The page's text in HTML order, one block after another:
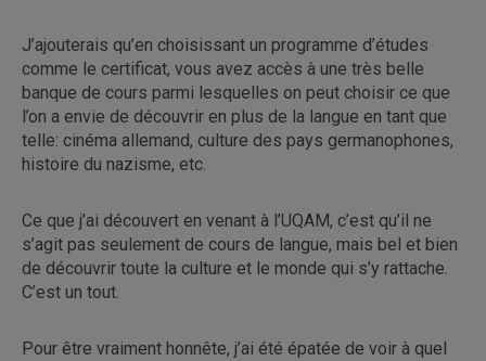
J’ajouterais qu’en choisissant un programme d’études
comme le certificat, vous avez accès à une très belle
banque de cours parmi lesquelles on peut choisir ce que
l’on a envie de découvrir en plus de la langue en tant que
telle: cinéma allemand, culture des pays germanophones,
histoire du nazisme, etc.
Ce que j’ai découvert en venant à l’UQAM, c’est qu’il ne
s’agit pas seulement de cours de langue, mais bel et bien
de découvrir toute la culture et le monde qui s’y rattache.
C’est un tout.
Pour être vraiment honnête, j’ai été épatée de voir à quel